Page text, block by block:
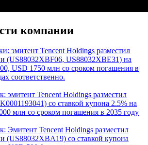
компании
эмитент Tencent Holdings разместил
(US88032XBF06, US88032XBE31) на
USD 1750 млн со сроком погашения в
соответственно.
эмитент Tencent Holdings разместил
со ставкой купона 2.5% на
млн со сроком погашения в 2035 году
Эмитент Tencent Holdings разместил
(US88032XBA19) со ставкой купона